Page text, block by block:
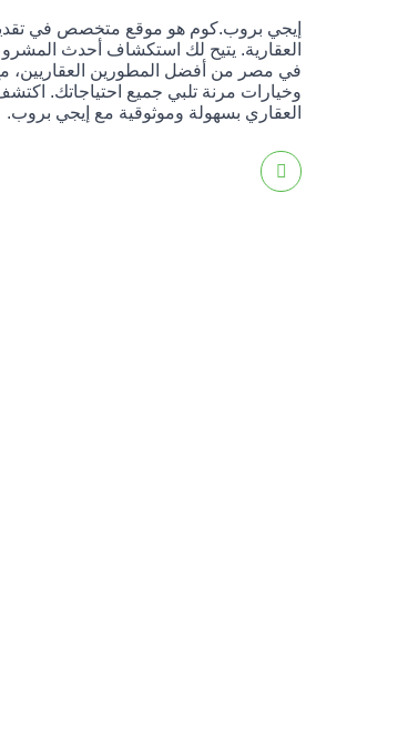
إيجي بروب.كوم هو موقع متخصص في
العقارية. يتيح لك استكشاف أحدث
في مصر من أفضل المطورين العقاريين،
وخيارات مرنة تلبي جميع احتياجاتك.
العقاري بسهولة وموثوقية مع إيجي بروب.